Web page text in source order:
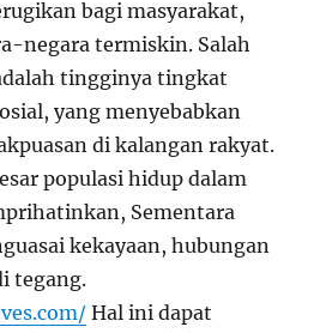
bagi masyarakat,
negara termiskin. Salah
tingginya tingkat
yang menyebabkan
di kalangan rakyat.
populasi hidup dalam
Sementara
kekayaan, hubungan
tegang.
Hal ini dapat